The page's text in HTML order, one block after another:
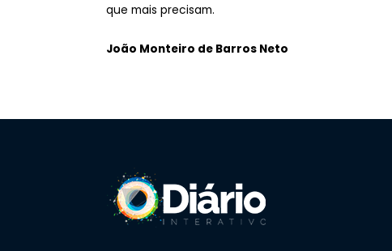
que mais precisam.
João Monteiro de Barros Neto